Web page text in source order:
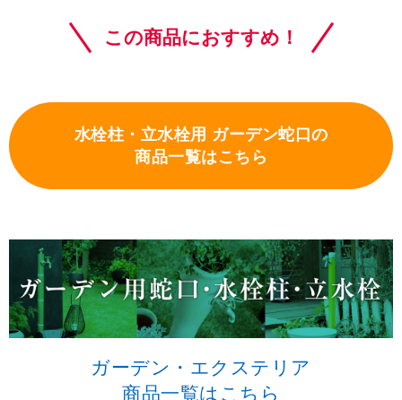
この商品におすすめ！
水栓柱・立水栓用 ガーデン蛇口の
商品一覧はこちら
ガーデン・エクステリア
商品一覧はこちら